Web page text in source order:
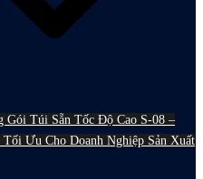
Gói Túi Sẵn Tốc Độ Cao S-08 –
Tối Ưu Cho Doanh Nghiệp Sản Xuất